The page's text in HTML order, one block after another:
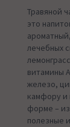
Травяной
это
лечебных
витамины
железо,
камфору и
форме –
полезные